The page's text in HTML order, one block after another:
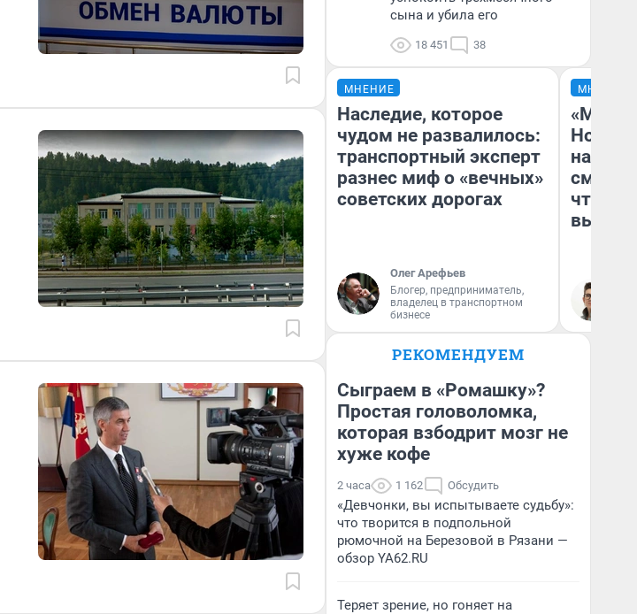
сына и убила его
18 451 38
МНЕНИЕ
Наследие, которое
чудом не развалилось:
транспортный эксперт
разнес миф о «вечных»
советских дорогах
Олег Арефьев
Блогер, предприниматель,
владелец в транспортном
бизнесе
МНЕНИЕ
«Мы
чтобы
РЕКОМЕНДУЕМ
Сыграем в «Ромашку»?
Простая головоломка,
которая взбодрит мозг не
хуже кофе
2 часа 1 162 Обсудить
«Девчонки, вы испытываете судьбу»:
что творится в подпольной
рюмочной на Березовой в Рязани —
обзор YA62.RU
Теряет зрение, но гоняет на